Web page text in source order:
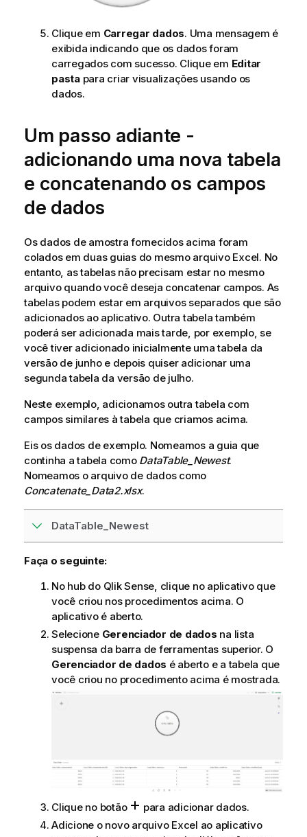
Clique em Carregar dados. Uma mensagem é
exibida indicando que os dados foram
carregados com sucesso. Clique em Editar
pastapara criar visualizações usando os
dados.
Um passo adiante -
adicionando uma nova tabela
e concatenando os campos
de dados
Os dados de amostra fornecidos acima foram
colados em duas guias do mesmo arquivo Excel. No
entanto, as tabelas não precisam estar no mesmo
arquivo quando você deseja concatenar campos. As
tabelas podem estar em arquivos separados que são
adicionados ao aplicativo. Outra tabela também
poderá ser adicionada mais tarde, por exemplo, se
você tiver adicionado inicialmente uma tabela da
versão de junho e depois quiser adicionar uma
segunda tabela da versão de julho.
Neste exemplo, adicionamos outra tabela com
campos similares à tabela que criamos acima.
Eis os dados de exemplo. Nomeamos a guia que
continha a tabela como DataTable_Newest.
Nomeamos o arquivo de dados como
Concatenate_Data2.xlsx.
DataTable_Newest
Faça o seguinte:
No hub do Qlik Sense, clique no aplicativo que
você criou nos procedimentos acima. O
aplicativo é aberto.
Selecione Gerenciador de dados na lista
suspensa da barra de ferramentas superior. O
Gerenciador de dados é aberto e a tabela que
você criou no procedimento acima é mostrada.
Clique no botão
para adicionar dados.
Adicione o novo arquivo Excel ao aplicativo